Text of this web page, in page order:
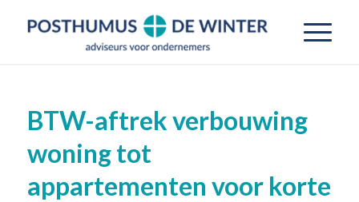
BTW-aftrek verbouwing
woning tot
appartementen voor korte